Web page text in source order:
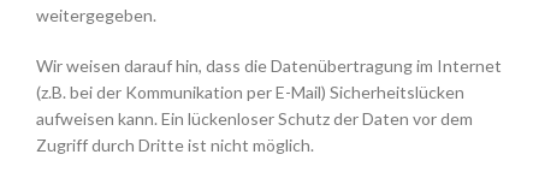
weitergegeben.
Wir weisen darauf hin, dass die Datenübertragung im Internet
(z.B. bei der Kommunikation per E-Mail) Sicherheitslücken
aufweisen kann. Ein lückenloser Schutz der Daten vor dem
Zugriff durch Dritte ist nicht möglich.